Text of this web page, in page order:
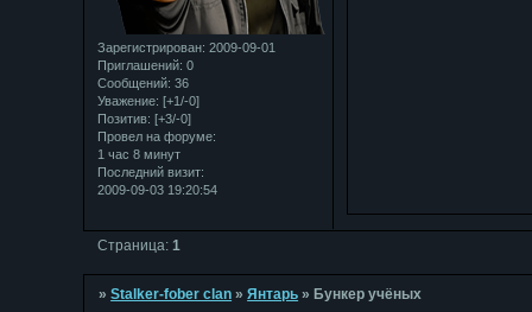
Зарегистрирован: 2009-09-01
Приглашений: 0
Сообщений: 36
Уважение: [+1/-0]
Позитив: [+3/-0]
Провел на форуме:
1 час 8 минут
Последний визит:
2009-09-03 19:20:54
Страница: 1
»Stalker-fober clan »Янтарь » Бункер учёных